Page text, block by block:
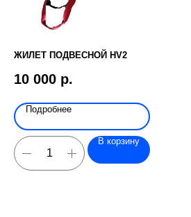
ЖИЛЕТ ПОДВЕСНОЙ HV2
10 000 р.
Подробнее
В корзину